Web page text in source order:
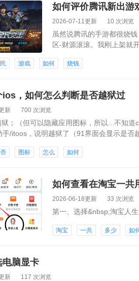
如何评价腾讯新出游
2026-07-11更新 10 次浏览
虽然说腾讯的手游都很烧
区-财源滚滚。我刚上架就
也是不小得一笔财富了。
游戏 如何 烧钱
ios，如何怎么判断是否越狱过
新 700 次浏览
；（但可以隐藏应用图标，所以...不知
手/itoos，说明越狱了（91界面会显示是否
图标 怎么 如何
如何查看在淘宝一共
2026-06-18更新 33 次浏览
第一、选择&nbsp;淘宝人
淘宝 一共 多少 如
电脑显卡
新 117 次浏览